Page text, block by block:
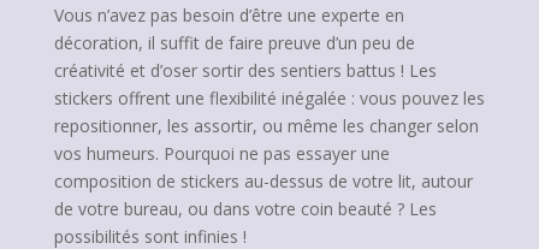
Vous n’avez pas besoin d’être une experte en
décoration, il suffit de faire preuve d’un peu de
créativité et d’oser sortir des sentiers battus ! Les
stickers offrent une flexibilité inégalée : vous pouvez les
repositionner, les assortir, ou même les changer selon
vos humeurs. Pourquoi ne pas essayer une
composition de stickers au-dessus de votre lit, autour
de votre bureau, ou dans votre coin beauté ? Les
possibilités sont infinies !